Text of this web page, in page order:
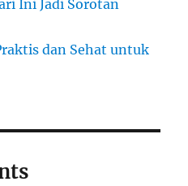
Ini Jadi Sorotan
dan Sehat untuk